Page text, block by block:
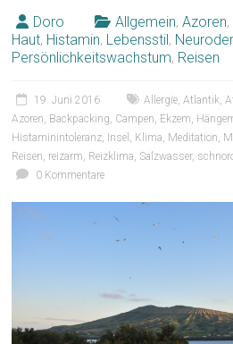
Doro Allgemein,Azoren,
Haut, Histamin, Lebensstil ,
Persönlichkeitswachstum, Reisen
19. Juni 2016 Allergie,Atlantik,
Azoren, Backpacking, Campen, Ekzem,
Histaminintoleranz, Insel , Klima, Meditation,
Reisen, reizarm, Reizklima, Salzwasser,
0 Kommentare